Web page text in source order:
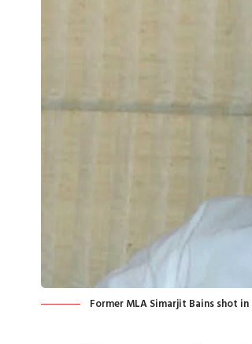
Former MLA Simarjit Bains shot